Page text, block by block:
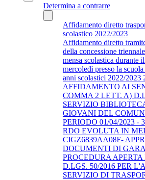
Determina a contrarre
Affidamento diretto
scolastico 2022/2023
Affidamento diretto
della concessione
mensa scolastica durante
mercoledì presso la
anni scolastici 2022/2023
AFFIDAMENTO AI
COMMA 2 LETT. A)
SERVIZIO
GIOVANI DEL
PERIODO 01/04/2023 -
RDO EVOLUTA IN
CIGZ6839AA08F-
DOCUMENTI DI GARA
PROCEDURA
D.LGS. 50/2016 PER
SERVIZIO DI